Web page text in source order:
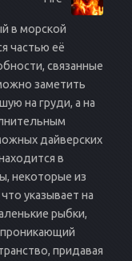
в морской
частью её
связанные
заметить
на груди, а на
дайверских
в
некоторые из
указывает на
рыбки,
придавая